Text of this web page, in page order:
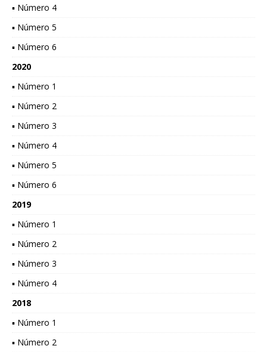
▪ Número 4
▪ Número 5
▪ Número 6
2020
▪ Número 1
▪ Número 2
▪ Número 3
▪ Número 4
▪ Número 5
▪ Número 6
2019
▪ Número 1
▪ Número 2
▪ Número 3
▪ Número 4
2018
▪ Número 1
▪ Número 2